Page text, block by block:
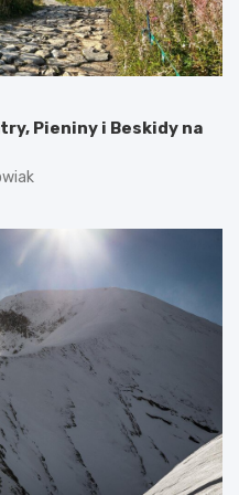
Pieniny i Beskidy na